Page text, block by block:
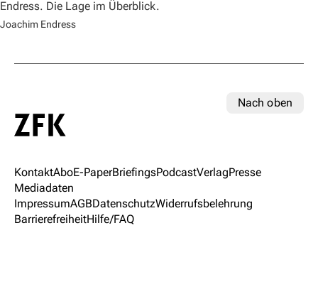
Endress. Die Lage im Überblick.
Joachim Endress
Nach oben
KontaktAboE-PaperBriefingsPodcastVerlagPresse
Mediadaten
ImpressumAGBDatenschutzWiderrufsbelehrung
BarrierefreiheitHilfe/FAQ